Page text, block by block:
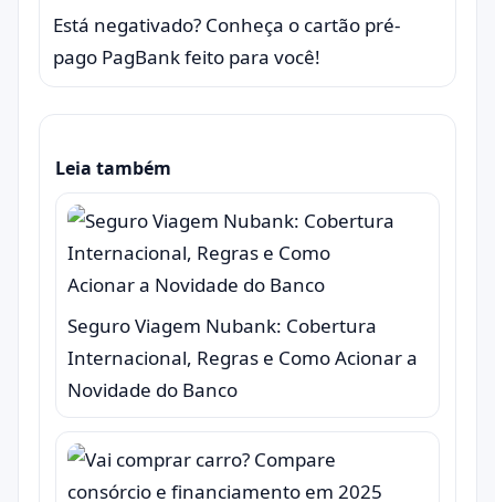
Está negativado? Conheça o cartão pré-
pago PagBank feito para você!
Leia também
Seguro Viagem Nubank: Cobertura
Internacional, Regras e Como Acionar a
Novidade do Banco